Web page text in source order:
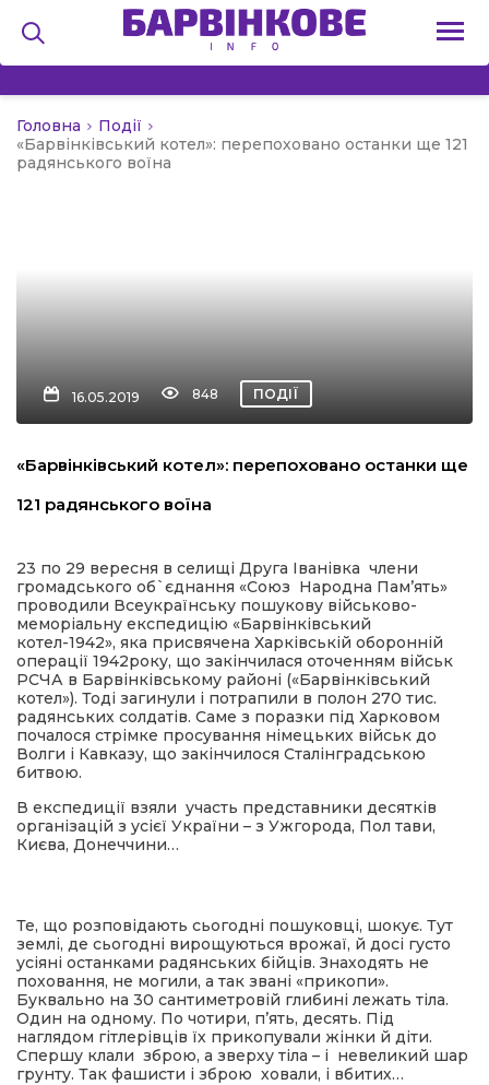
Головна
Події
«Барвінківський котел»: перепоховано останки ще 121
радянського воїна
16.05.2019 848 ПОДІЇ
«Барвінківський котел»: перепоховано останки ще
121 радянського воїна
23 по 29 вересня в селищі Друга Іванівка члени
громадського об`єднання «Союз Народна Пам’ять»
проводили Всеукраїнську пошукову військово-
меморіальну експедицію «Барвінківський
котел-1942», яка присвячена Харківській оборонній
операції 1942року, що закінчилася оточенням військ
РСЧА в Барвінківському районі («Барвінківський
котел»). Тоді загинули і потрапили в полон 270 тис.
радянських солдатів. Саме з поразки під Харковом
почалося стрімке просування німецьких військ до
Волги і Кавказу, що закінчилося Сталінградською
битвою.
В експедиції взяли участь представники десятків
організацій з усієї України – з Ужгорода, Пол тави,
Києва, Донеччини…
Те, що розповідають сьогодні пошуковці, шокує. Тут
землі, де сьогодні вирощуються врожаї, й досі густо
усіяні останками радянських бійців. Знаходять не
поховання, не могили, а так звані «прикопи».
Буквально на 30 сантиметровій глибині лежать тіла.
Один на одному. По чотири, п’ять, десять. Під
наглядом гітлерівців їх прикопували жінки й діти.
Спершу клали зброю, а зверху тіла – і невеликий шар
грунту. Так фашисти і зброю ховали, і вбитих…